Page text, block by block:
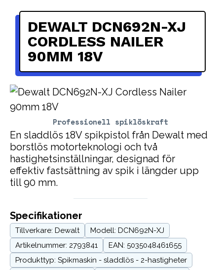
Professionell spiklöskraft
DEWALT DCN692N-XJ
CORDLESS NAILER
90MM 18V
En sladdlös 18V spikpistol från Dewalt med
borstlös motorteknologi och två
hastighetsinställningar, designad för
effektiv fastsättning av spik i längder upp
till 90 mm.
Specifikationer
Tillverkare: Dewalt
Modell: DCN692N-XJ
Artikelnummer: 2793841
EAN: 5035048461655
Produkttyp: Spikmaskin - sladdlös - 2-hastigheter